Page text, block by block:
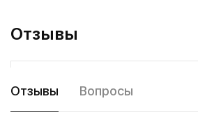
Отзывы
Отзывы Вопросы